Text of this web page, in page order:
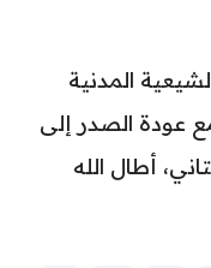
المدنية
مع عودة الصدر إلى
أطال الله